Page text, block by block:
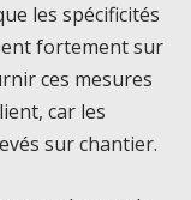
les spécificités
fortement sur
ces mesures
car les
sur chantier.